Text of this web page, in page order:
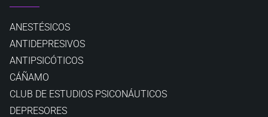
ANESTÉSICOS
ANTIDEPRESIVOS
ANTIPSICÓTICOS
CÁÑAMO
CLUB DE ESTUDIOS PSICONÁUTICOS
DEPRESORES